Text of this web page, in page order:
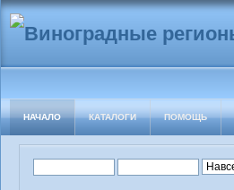
НАЧАЛО КАТАЛОГИ ПОМОЩЬ